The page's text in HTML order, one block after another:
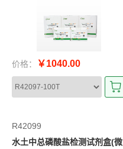
价格： ￥1040.00
R42099
水土中总磷酸盐检测试剂盒(微